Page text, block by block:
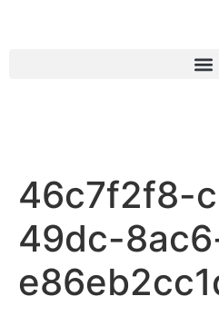
46c7f2f8-
49dc-